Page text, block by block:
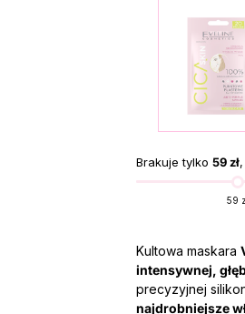
Brakuje tylko 59 zł
59
Kultowa maskara
intensywnej,
precyzyjnej
najdrobniejsze